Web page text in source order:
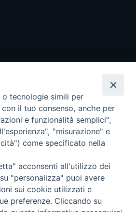
- Tutti i diritti riservati - Vita
Torna
tecnologie simili per
il tuo consenso, anche per
e funzionalità semplici",
"misurazione" e
come specificato nella
acconsenti all'utilizzo dei
"personalizza" puoi avere
sui cookie utilizzati e
preferenze. Cliccando su